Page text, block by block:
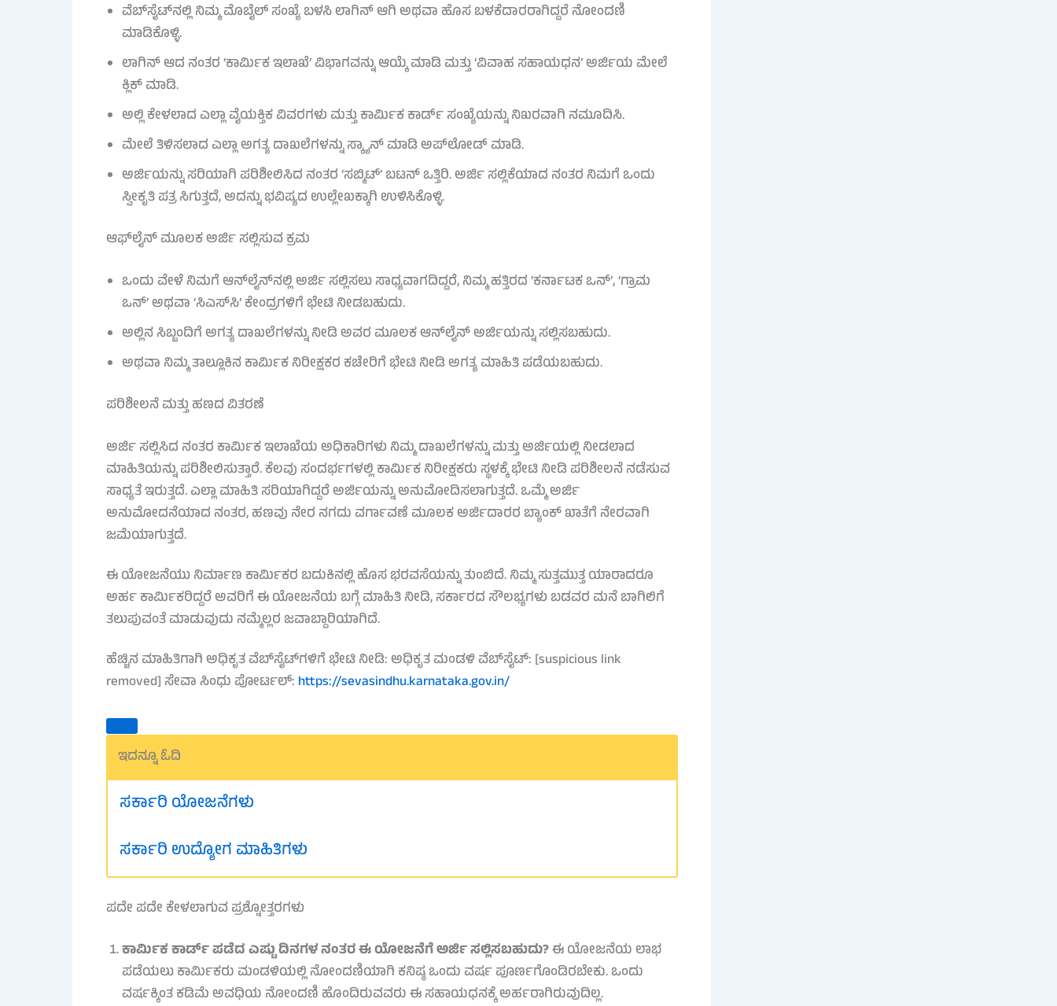
ವೆಬ್‌ಸೈಟ್‌ನಲ್ಲಿ ನಿಮ್ಮ ಮೊಬೈಲ್ ಸಂಖ್ಯೆ ಬಳಸಿ ಲಾಗಿನ್ ಆಗಿ ಅಥವಾ ಹೊಸ ಬಳಕೆದಾರರಾಗಿದ್ದರೆ ನೋಂದಣಿ
ಮಾಡಿಕೊಳ್ಳಿ.
ಲಾಗಿನ್ ಆದ ನಂತರ ‘ಕಾರ್ಮಿಕ ಇಲಾಖೆ’ ವಿಭಾಗವನ್ನು ಆಯ್ಕೆ ಮಾಡಿ ಮತ್ತು ‘ವಿವಾಹ ಸಹಾಯಧನ’ ಅರ್ಜಿಯ ಮೇಲೆ
ಕ್ಲಿಕ್ ಮಾಡಿ.
ಅಲ್ಲಿ ಕೇಳಲಾದ ಎಲ್ಲಾ ವೈಯಕ್ತಿಕ ವಿವರಗಳು ಮತ್ತು ಕಾರ್ಮಿಕ ಕಾರ್ಡ್ ಸಂಖ್ಯೆಯನ್ನು ನಿಖರವಾಗಿ ನಮೂದಿಸಿ.
ಮೇಲೆ ತಿಳಿಸಲಾದ ಎಲ್ಲಾ ಅಗತ್ಯ ದಾಖಲೆಗಳನ್ನು ಸ್ಕ್ಯಾನ್ ಮಾಡಿ ಅಪ್‌ಲೋಡ್ ಮಾಡಿ.
ಅರ್ಜಿಯನ್ನು ಸರಿಯಾಗಿ ಪರಿಶೀಲಿಸಿದ ನಂತರ ‘ಸಬ್ಮಿಟ್’ ಬಟನ್ ಒತ್ತಿರಿ. ಅರ್ಜಿ ಸಲ್ಲಿಕೆಯಾದ ನಂತರ ನಿಮಗೆ ಒಂದು
ಸ್ವೀಕೃತಿ ಪತ್ರ ಸಿಗುತ್ತದೆ, ಅದನ್ನು ಭವಿಷ್ಯದ ಉಲ್ಲೇಖಕ್ಕಾಗಿ ಉಳಿಸಿಕೊಳ್ಳಿ.
ಆಫ್‌ಲೈನ್ ಮೂಲಕ ಅರ್ಜಿ ಸಲ್ಲಿಸುವ ಕ್ರಮ
ಒಂದು ವೇಳೆ ನಿಮಗೆ ಆನ್‌ಲೈನ್‌ನಲ್ಲಿ ಅರ್ಜಿ ಸಲ್ಲಿಸಲು ಸಾಧ್ಯವಾಗದಿದ್ದರೆ, ನಿಮ್ಮ ಹತ್ತಿರದ ‘ಕರ್ನಾಟಕ ಒನ್’, ‘ಗ್ರಾಮ
ಒನ್’ ಅಥವಾ ‘ಸಿಎಸ್‌ಸಿ’ ಕೇಂದ್ರಗಳಿಗೆ ಭೇಟಿ ನೀಡಬಹುದು.
ಅಲ್ಲಿನ ಸಿಬ್ಬಂದಿಗೆ ಅಗತ್ಯ ದಾಖಲೆಗಳನ್ನು ನೀಡಿ ಅವರ ಮೂಲಕ ಆನ್‌ಲೈನ್ ಅರ್ಜಿಯನ್ನು ಸಲ್ಲಿಸಬಹುದು.
ಅಥವಾ ನಿಮ್ಮ ತಾಲ್ಲೂಕಿನ ಕಾರ್ಮಿಕ ನಿರೀಕ್ಷಕರ ಕಚೇರಿಗೆ ಭೇಟಿ ನೀಡಿ ಅಗತ್ಯ ಮಾಹಿತಿ ಪಡೆಯಬಹುದು.
ಪರಿಶೀಲನೆ ಮತ್ತು ಹಣದ ವಿತರಣೆ
ಅರ್ಜಿ ಸಲ್ಲಿಸಿದ ನಂತರ ಕಾರ್ಮಿಕ ಇಲಾಖೆಯ ಅಧಿಕಾರಿಗಳು ನಿಮ್ಮ ದಾಖಲೆಗಳನ್ನು ಮತ್ತು ಅರ್ಜಿಯಲ್ಲಿ ನೀಡಲಾದ
ಮಾಹಿತಿಯನ್ನು ಪರಿಶೀಲಿಸುತ್ತಾರೆ. ಕೆಲವು ಸಂದರ್ಭಗಳಲ್ಲಿ ಕಾರ್ಮಿಕ ನಿರೀಕ್ಷಕರು ಸ್ಥಳಕ್ಕೆ ಭೇಟಿ ನೀಡಿ ಪರಿಶೀಲನೆ ನಡೆಸುವ
ಸಾಧ್ಯತೆ ಇರುತ್ತದೆ. ಎಲ್ಲಾ ಮಾಹಿತಿ ಸರಿಯಾಗಿದ್ದರೆ ಅರ್ಜಿಯನ್ನು ಅನುಮೋದಿಸಲಾಗುತ್ತದೆ. ಒಮ್ಮೆ ಅರ್ಜಿ
ಅನುಮೋದನೆಯಾದ ನಂತರ, ಹಣವು ನೇರ ನಗದು ವರ್ಗಾವಣೆ ಮೂಲಕ ಅರ್ಜಿದಾರರ ಬ್ಯಾಂಕ್ ಖಾತೆಗೆ ನೇರವಾಗಿ
ಜಮೆಯಾಗುತ್ತದೆ.
ಈ ಯೋಜನೆಯು ನಿರ್ಮಾಣ ಕಾರ್ಮಿಕರ ಬದುಕಿನಲ್ಲಿ ಹೊಸ ಭರವಸೆಯನ್ನು ತುಂಬಿದೆ. ನಿಮ್ಮ ಸುತ್ತಮುತ್ತ ಯಾರಾದರೂ
ಅರ್ಹ ಕಾರ್ಮಿಕರಿದ್ದರೆ ಅವರಿಗೆ ಈ ಯೋಜನೆಯ ಬಗ್ಗೆ ಮಾಹಿತಿ ನೀಡಿ, ಸರ್ಕಾರದ ಸೌಲಭ್ಯಗಳು ಬಡವರ ಮನೆ ಬಾಗಿಲಿಗೆ
ತಲುಪುವಂತೆ ಮಾಡುವುದು ನಮ್ಮೆಲ್ಲರ ಜವಾಬ್ದಾರಿಯಾಗಿದೆ.
ಹೆಚ್ಚಿನ ಮಾಹಿತಿಗಾಗಿ ಅಧಿಕೃತ ವೆಬ್‌ಸೈಟ್‌ಗಳಿಗೆ ಭೇಟಿ ನೀಡಿ: ಅಧಿಕೃತ ಮಂಡಳಿ ವೆಬ್‌ಸೈಟ್: [suspicious link
removed] ಸೇವಾ ಸಿಂಧು ಪೋರ್ಟಲ್: https://sevasindhu.karnataka.gov.in/
ಇದನ್ನೂ ಓದಿ
ಸರ್ಕಾರಿ ಯೋಜನೆಗಳು
ಸರ್ಕಾರಿ ಉದ್ಯೋಗ ಮಾಹಿತಿಗಳು
ಪದೇ ಪದೇ ಕೇಳಲಾಗುವ ಪ್ರಶ್ನೋತ್ತರಗಳು
ಕಾರ್ಮಿಕ ಕಾರ್ಡ್ ಪಡೆದ ಎಷ್ಟು ದಿನಗಳ ನಂತರ ಈ ಯೋಜನೆಗೆ ಅರ್ಜಿ ಸಲ್ಲಿಸಬಹುದು?ಈ ಯೋಜನೆಯ ಲಾಭ
ಪಡೆಯಲು ಕಾರ್ಮಿಕರು ಮಂಡಳಿಯಲ್ಲಿ ನೋಂದಣಿಯಾಗಿ ಕನಿಷ್ಠ ಒಂದು ವರ್ಷ ಪೂರ್ಣಗೊಂಡಿರಬೇಕು. ಒಂದು
ವರ್ಷಕ್ಕಿಂತ ಕಡಿಮೆ ಅವಧಿಯ ನೋಂದಣಿ ಹೊಂದಿರುವವರು ಈ ಸಹಾಯಧನಕ್ಕೆ ಅರ್ಹರಾಗಿರುವುದಿಲ್ಲ.